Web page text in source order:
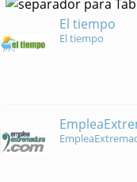
El tiempo
El tiempo